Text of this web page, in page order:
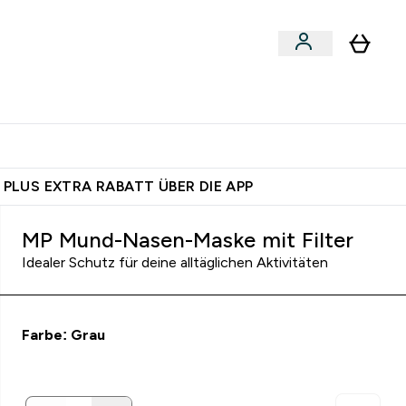
EXTRA RABATT ÜBER DIE APP
MP Mund-Nasen-Maske mit Filter
Idealer Schutz für deine alltäglichen Aktivitäten
Farbe: Grau